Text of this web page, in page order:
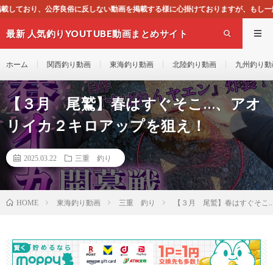
掲載する様に心掛けておりますが、もし一般通念上不適合と思われる動
最新 人気釣りYOUTUBE動画まとめサイト
ホーム 関西釣り動画 東海釣り動画 北陸釣り動画 九州釣り
【３月 尾鷲】春はすぐそこ…、アオ
リイカ２キロアップを狙え！
2025.03.22 三重 釣り
HOME 東海釣り動画 三重 釣り 【３月 尾鷲】春はすぐそこ